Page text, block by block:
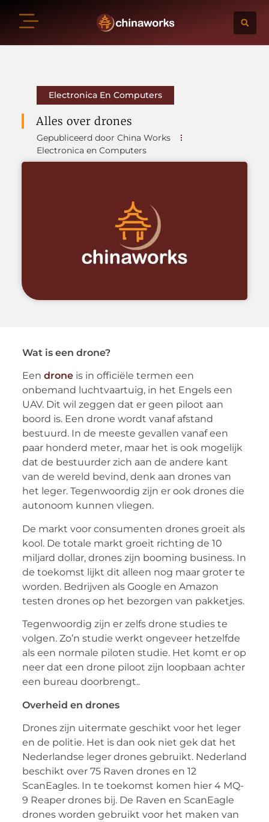
Electronica En Computers
Alles over drones
Gepubliceerd door China Works
Electronica en Computers
Wat is een drone?
Een droneis in officiële termen een
onbemand luchtvaartuig, in het Engels een
UAV. Dit wil zeggen dat er geen piloot aan
boord is. Een drone wordt vanaf afstand
bestuurd. In de meeste gevallen vanaf een
paar honderd meter, maar het is ook mogelijk
dat de bestuurder zich aan de andere kant
van de wereld bevind, denk aan drones van
het leger. Tegenwoordig zijn er ook drones die
autonoom kunnen vliegen.
De markt voor consumenten drones groeit als
kool. De totale markt groeit richting de 10
miljard dollar, drones zijn booming business. In
de toekomst lijkt dit alleen nog maar groter te
worden. Bedrijven als Google en Amazon
testen drones op het bezorgen van pakketjes.
Tegenwoordig zijn er zelfs drone studies te
volgen. Zo’n studie werkt ongeveer hetzelfde
als een normale piloten studie. Het komt er op
neer dat een drone piloot zijn loopbaan achter
een bureau doorbrengt..
Overheid en drones
Drones zijn uitermate geschikt voor het leger
en de politie. Het is dan ook niet gek dat het
Nederlandse leger drones gebruikt. Nederland
beschikt over 75 Raven drones en 12
ScanEagles. In te toekomst komen hier 4 MQ-
9 Reaper drones bij. De Raven en ScanEagle
drones worden gebruikt voor het maken van